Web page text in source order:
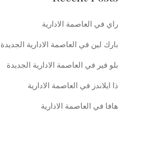
راي في العاصمة الادارية
بارك لين في العاصمة الادارية الجديدة
بلو فير في العاصمة الادارية الجديدة
ذا ايلاندز في العاصمة الادارية
هافا في العاصمة الادارية